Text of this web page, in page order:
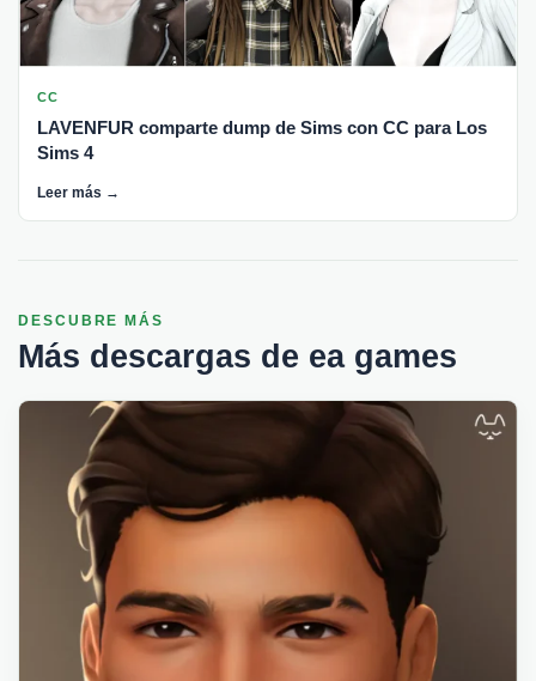
CC
LAVENFUR comparte dump de Sims con CC para Los
Sims 4
Leer más →
DESCUBRE MÁS
Más descargas de ea games